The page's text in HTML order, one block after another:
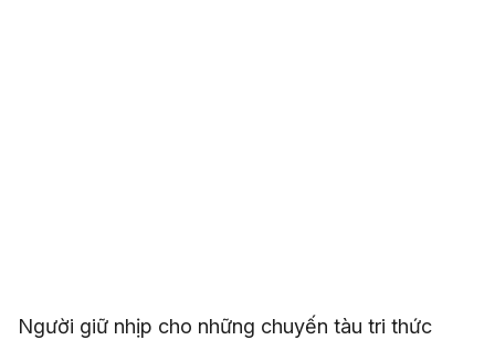
Người giữ nhịp cho những chuyến tàu tri thức